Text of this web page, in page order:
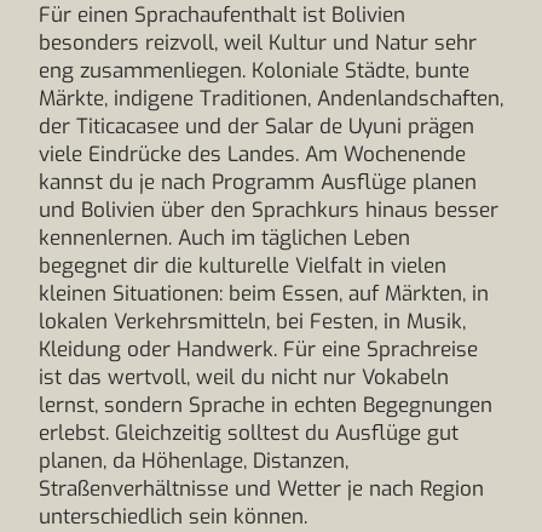
Für einen Sprachaufenthalt ist Bolivien
besonders reizvoll, weil Kultur und Natur sehr
eng zusammenliegen. Koloniale Städte, bunte
Märkte, indigene Traditionen, Andenlandschaften,
der Titicacasee und der Salar de Uyuni prägen
viele Eindrücke des Landes. Am Wochenende
kannst du je nach Programm Ausflüge planen
und Bolivien über den Sprachkurs hinaus besser
kennenlernen. Auch im täglichen Leben
begegnet dir die kulturelle Vielfalt in vielen
kleinen Situationen: beim Essen, auf Märkten, in
lokalen Verkehrsmitteln, bei Festen, in Musik,
Kleidung oder Handwerk. Für eine Sprachreise
ist das wertvoll, weil du nicht nur Vokabeln
lernst, sondern Sprache in echten Begegnungen
erlebst. Gleichzeitig solltest du Ausflüge gut
planen, da Höhenlage, Distanzen,
Straßenverhältnisse und Wetter je nach Region
unterschiedlich sein können.